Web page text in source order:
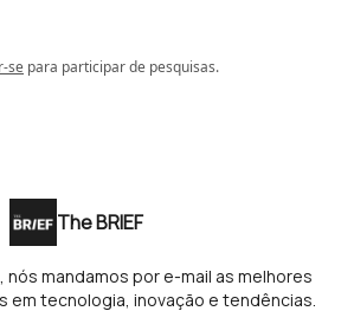
se para participar de pesquisas.
The BRIEF
nós mandamos por e-mail as melhores
em tecnologia, inovação e tendências.